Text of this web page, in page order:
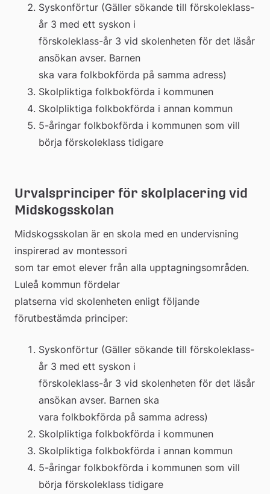
Syskonförtur (Gäller sökande till förskoleklass-
år 3 med ett syskon i
förskoleklass-år 3 vid skolenheten för det läsår
ansökan avser. Barnen
ska vara folkbokförda på samma adress)
Skolpliktiga folkbokförda i kommunen
Skolpliktiga folkbokförda i annan kommun
5-åringar folkbokförda i kommunen som vill
börja förskoleklass tidigare
Urvalsprinciper för skolplacering vid
Midskogsskolan
Midskogsskolan är en skola med en undervisning
inspirerad av montessori
som tar emot elever från alla upptagningsområden.
Luleå kommun fördelar
platserna vid skolenheten enligt följande
förutbestämda principer:
Syskonförtur (Gäller sökande till förskoleklass-
år 3 med ett syskon i
förskoleklass-år 3 vid skolenheten för det läsår
ansökan avser. Barnen ska
vara folkbokförda på samma adress)
Skolpliktiga folkbokförda i kommunen
Skolpliktiga folkbokförda i annan kommun
5-åringar folkbokförda i kommunen som vill
börja förskoleklass tidigare